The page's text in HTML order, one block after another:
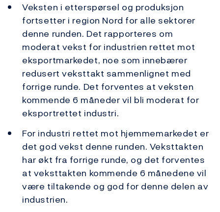
Veksten i etterspørsel og produksjon
fortsetter i region Nord for alle sektorer
denne runden. Det rapporteres om
moderat vekst for industrien rettet mot
eksportmarkedet, noe som innebærer
redusert veksttakt sammenlignet med
forrige runde. Det forventes at veksten
kommende 6 måneder vil bli moderat for
eksportrettet industri.
For industri rettet mot hjemmemarkedet er
det god vekst denne runden. Veksttakten
har økt fra forrige runde, og det forventes
at veksttakten kommende 6 månedene vil
være tiltakende og god for denne delen av
industrien.